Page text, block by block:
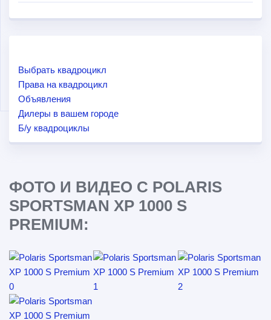
Выбрать квадроцикл
Права на квадроцикл
Объявления
Дилеры в вашем городе
Б/у квадроциклы
ФОТО И ВИДЕО С POLARIS
SPORTSMAN XP 1000 S
PREMIUM: